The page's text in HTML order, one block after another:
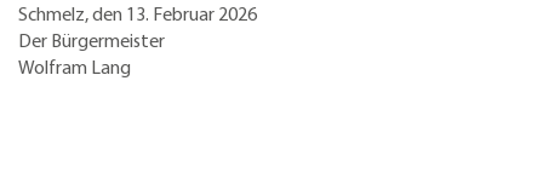
Schmelz, den 13. Februar 2026
Der Bürgermeister
Wolfram Lang